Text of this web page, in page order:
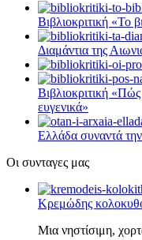
Βιβλιοκριτική «Το
Διαμάντια της
Βιβλιοκριτική
ευγενικά»
Ελλάδα συναντά
Οι συνταγες μας
Κρεμώδης
Μια νηστίσιμη,